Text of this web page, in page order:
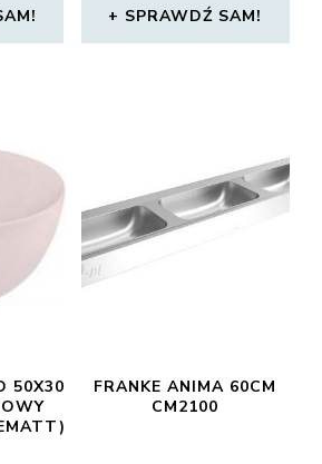
SPRAWDŹ SAM!
50X30
FRANKE ANIMA 60CM
CM2100